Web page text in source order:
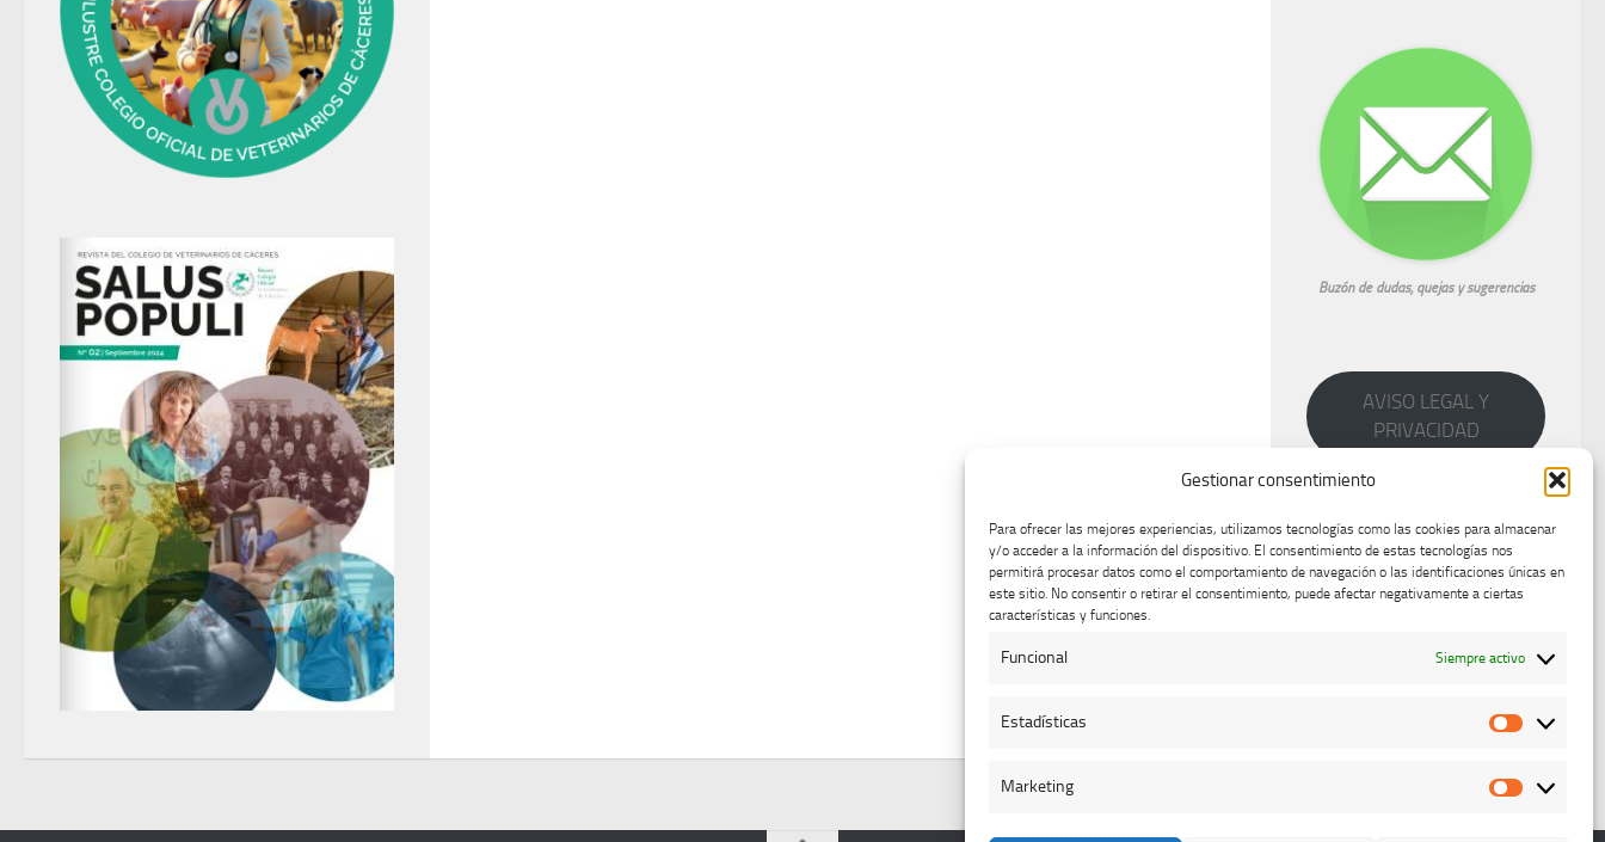
Gestionar consentimiento
Para ofrecer las mejores experiencias, utilizamos tecnologías como las cookies para almacenar
y/o acceder a la información del dispositivo. El consentimiento de estas tecnologías nos
permitirá procesar datos como el comportamiento de navegación o las identificaciones únicas en
este sitio. No consentir o retirar el consentimiento, puede afectar negativamente a ciertas
características y funciones.
Funcional Siempre activo
Estadísticas
Marketing
Marketing
Buzón de dudas, quejas y sugerencias
AVISO LEGAL Y
PRIVACIDAD